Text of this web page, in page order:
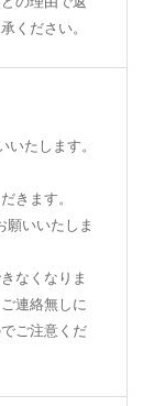
ください。
たします。
きます。
願いいたしま
なくなりま
連絡無しに
ご注意くだ